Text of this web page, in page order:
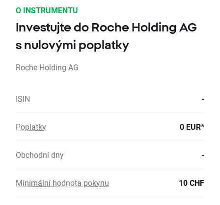
O INSTRUMENTU
Investujte do Roche Holding AG
s nulovými poplatky
Roche Holding AG
ISIN -
Poplatky 0 EUR*
Obchodní dny -
Minimální hodnota pokynu 10 CHF